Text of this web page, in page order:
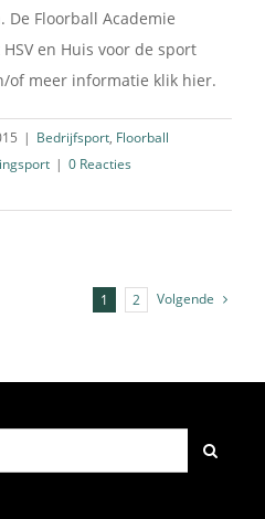
Floorball Academie
en Huis voor de sport
of meer informatie klik hier.
| Bedrijfsport, Floorball
| 0 Reacties
1 2 Volgende